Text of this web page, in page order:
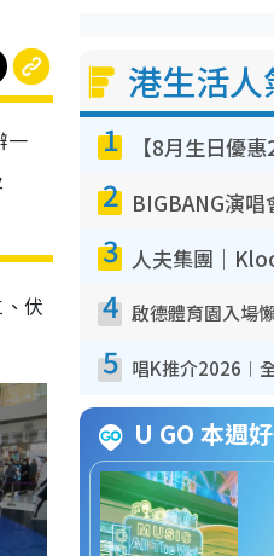
一
伏
港生活
1
2
3
4
5
U GO 本週